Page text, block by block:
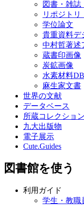
図書・雑誌
リポジトリ
学位論文
貴重資料デ
中村哲著述
蔵書印画像
炭鉱画像
水素材料DB
麻生家文書
世界の文献
データベース
所蔵コレクション
九大出版物
電子展示
Cute.Guides
図書館を使う
利用ガイド
学生・教職